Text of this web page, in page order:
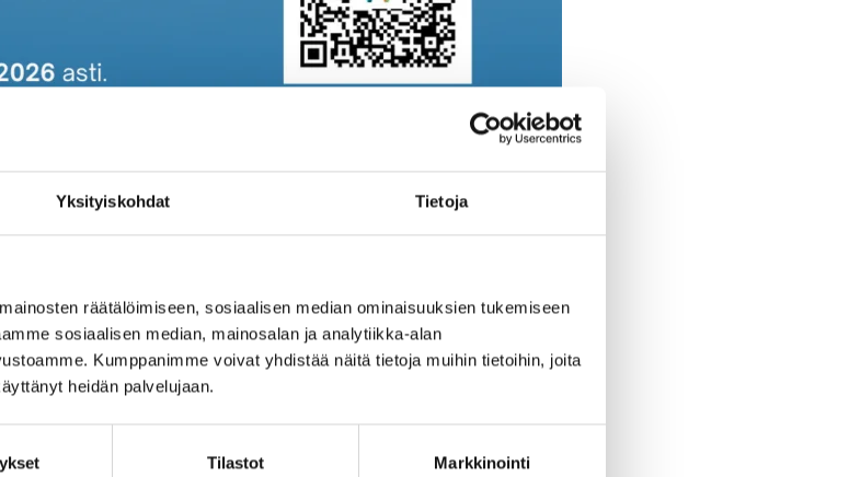
Yksityiskohdat Tietoja
räätälöimiseen, sosiaalisen median ominaisuuksien tukemiseen
sosiaalisen median, mainosalan ja analytiikka-alan
Kumppanimme voivat yhdistää näitä tietoja muihin tietoihin, joita
heidän palvelujaan.
Tilastot Markkinointi
aikaa n. 10–15 minuuttia. Vastaaminen on
tai muulla isoruutuisella laitteella kuten